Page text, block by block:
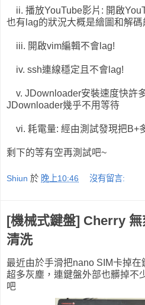
ii. 播放YouTube影片: 開啟
也有lag的狀況大概是繪圖和解碼
iii. 開啟vim編輯不會lag!
iv. ssh連線穩定且不會lag!
v. JDownloader安裝速度快許
JDownloader幾乎不用等待
vi. 耗電量: 經由測試發現把B+
剩下的等有空再測試吧~
Shiun 於 晚上10:46 沒有留言:
[機械式鍵盤] Cherry
清洗
最近由於手滑把nano SIM卡掉
超多灰塵，連鍵盤外部也髒掉不
吧